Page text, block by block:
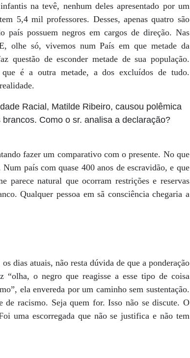
na tevê, nenhum deles apresentado por um
5,4 mil professores. Desses, apenas quatro são
país possuem negros em cargos de direção. Nas
olhe só, vivemos num País em que metade da
questão de esconder metade de sua população.
é a outra metade, a dos excluídos de tudo.
Racial, Matilde Ribeiro, causou polêmica
Como o sr. analisa a declaração?
fazer um comparativo com o presente. No que
país com quase 400 anos de escravidão, e que
parece natural que ocorram restrições e reservas
Qualquer pessoa em sã consciência chegaria a
dias atuais, não resta dúvida de que a ponderação
“olha, o negro que reagisse a esse tipo de coisa
ela envereda por um caminho sem sustentação.
racismo. Seja quem for. Isso não se discute. O
uma escorregada que não se justifica e não tem